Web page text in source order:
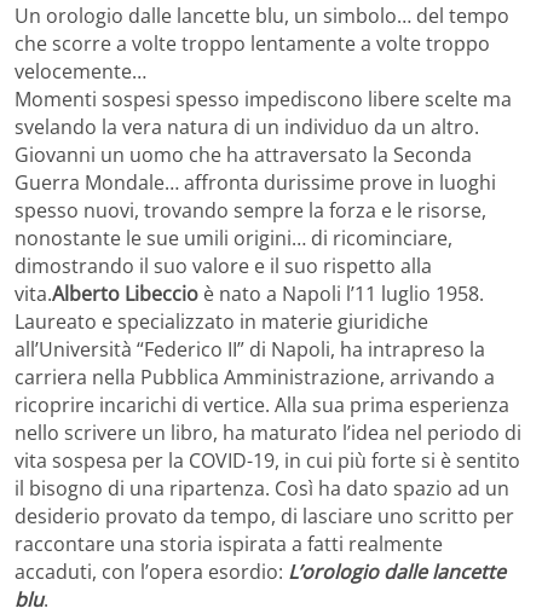
Un orologio dalle lancette blu, un simbolo… del tempo
che scorre a volte troppo lentamente a volte troppo
velocemente…
Momenti sospesi spesso impediscono libere scelte ma
svelando la vera natura di un individuo da un altro.
Giovanni un uomo che ha attraversato la Seconda
Guerra Mondale… affronta durissime prove in luoghi
spesso nuovi, trovando sempre la forza e le risorse,
nonostante le sue umili origini… di ricominciare,
dimostrando il suo valore e il suo rispetto alla
vita.Alberto Libeccio è nato a Napoli l’11 luglio 1958.
Laureato e specializzato in materie giuridiche
all’Università “Federico II” di Napoli, ha intrapreso la
carriera nella Pubblica Amministrazione, arrivando a
ricoprire incarichi di vertice. Alla sua prima esperienza
nello scrivere un libro, ha maturato l’idea nel periodo di
vita sospesa per la COVID-19, in cui più forte si è sentito
il bisogno di una ripartenza. Così ha dato spazio ad un
desiderio provato da tempo, di lasciare uno scritto per
raccontare una storia ispirata a fatti realmente
accaduti, con l’opera esordio: L’orologio dalle lancette
blu.